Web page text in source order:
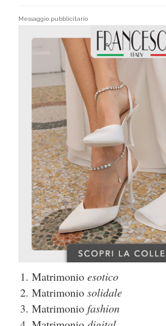
Messaggio pubblicitario
Matrimonio esotico
Matrimonio solidale
Matrimonio fashion